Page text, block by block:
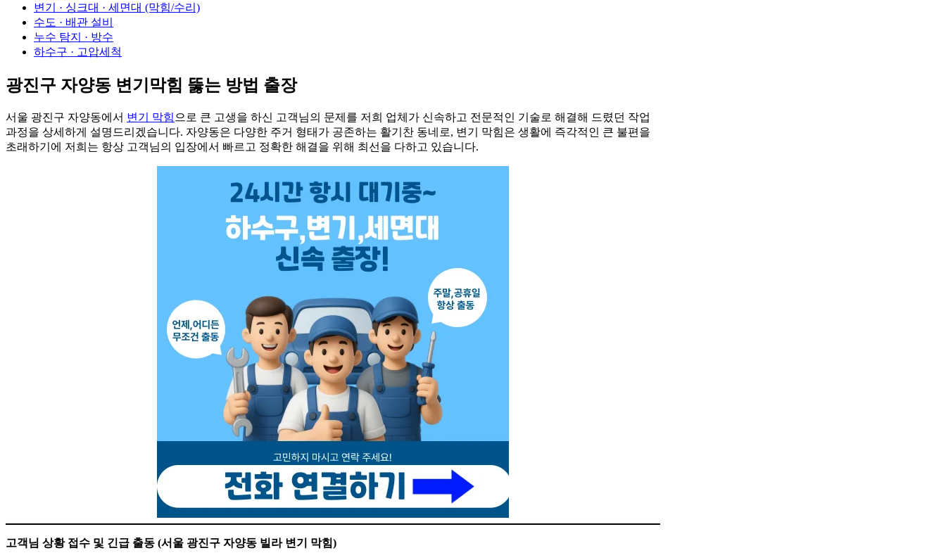
변기 · 싱크대 · 세면대 (막힘/수리)
수도 · 배관 설비
누수 탐지 · 방수
하수구 · 고압세척
광진구 자양동 변기막힘 뚫는 방법 출장
서울 광진구 자양동에서 변기 막힘 으로 큰 고생을 하신 고객님의 문제를 저희 업체가 신속하고 전문적인 기술로 해결해 드렸던 작업
과정을 상세하게 설명드리겠습니다. 자양동은 다양한 주거 형태가 공존하는 활기찬 동네로, 변기 막힘은 생활에 즉각적인 큰 불편을
초래하기에 저희는 항상 고객님의 입장에서 빠르고 정확한 해결을 위해 최선을 다하고 있습니다.
고객님 상황 접수 및 긴급 출동 (서울 광진구 자양동 빌라 변기 막힘)